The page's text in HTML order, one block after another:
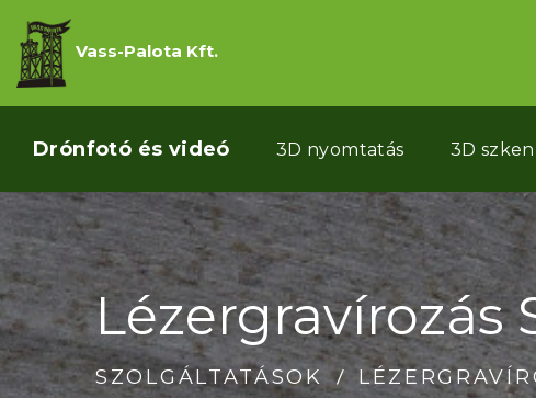
Vass-Palota Kft.
Drónfotó és videó 3D nyomtatás 3D
Lézergravírozás
SZOLGÁLTATÁSOK